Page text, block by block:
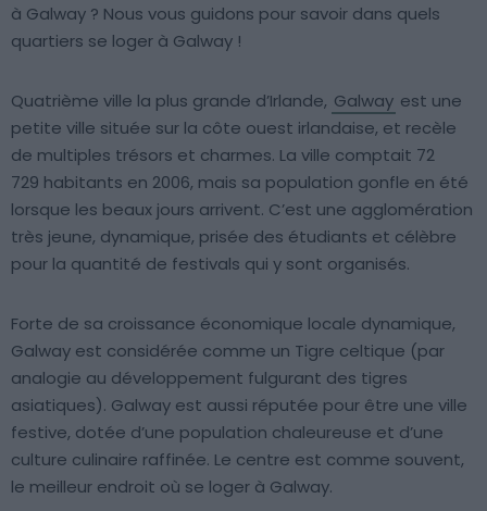
à Galway ? Nous vous guidons pour savoir dans quels
quartiers se loger à Galway !
Quatrième ville la plus grande d’Irlande, Galway est une
petite ville située sur la côte ouest irlandaise, et recèle
de multiples trésors et charmes. La ville comptait 72
729 habitants en 2006, mais sa population gonfle en été
lorsque les beaux jours arrivent. C’est une agglomération
très jeune, dynamique, prisée des étudiants et célèbre
pour la quantité de festivals qui y sont organisés.
Forte de sa croissance économique locale dynamique,
Galway est considérée comme un Tigre celtique (par
analogie au développement fulgurant des tigres
asiatiques). Galway est aussi réputée pour être une ville
festive, dotée d’une population chaleureuse et d’une
culture culinaire raffinée. Le centre est comme souvent,
le meilleur endroit où se loger à Galway.